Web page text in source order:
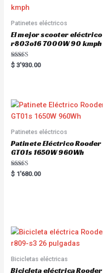
Patinetes eléctricos
El mejor scooter eléctrico
r803o16 7000W 90 kmph
Rated
5.00
$ 3'930.00
Patinetes eléctricos
Patinete Eléctrico Rooder
GT01s 1650W 960Wh
Rated
5.00
$ 1'680.00
Bicicletas eléctricas
Bicicleta eléctrica Rooder